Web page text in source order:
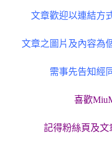
文章歡迎以連結方
文章之圖片及內容為
需事先告知經
喜歡
記得粉絲頁及文